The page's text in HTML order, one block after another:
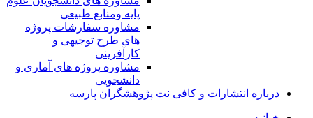
پایه ومنابع طبیعی
مشاوره سفارشات پروژه
های طرح توجیهی و
کارآفرینی
مشاوره پروژه های آماری و
دانشجویی
درباره انتشارات و کافی نت پژوهشگران پارسه